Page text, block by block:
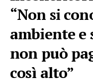
“Non si
ambiente e
non può
così alto”